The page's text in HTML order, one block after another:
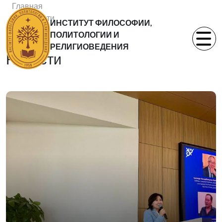
ИНСТИТУТ ФИЛОСОФИИ,
ПОЛИТОЛОГИИ И
РЕЛИГИОВЕДЕНИЯ
Главная
Новости
Статьи
Новости